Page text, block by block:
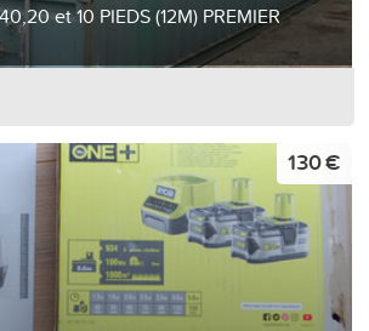
et 10 PIEDS (12M) PREMIER
130 €